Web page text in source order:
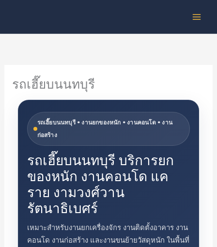
content
รถเฮี๊ยบนนทบุรี
รถเฮี๊ยบนนทบุรี • งานยกของหนัก • งานคอนโด • งาน
ก่อสร้าง
รถเฮี๊ยบนนทบุรี บริการยก
ของหนัก งานคอนโด แค
ราย งามวงศ์วาน
รัตนาธิเบศร์
เหมาะสำหรับงานยกเครื่องจักร งานติดตั้งอาคาร งาน
คอนโด งานก่อสร้าง และงานขนย้ายวัสดุหนัก ในพื้นที่